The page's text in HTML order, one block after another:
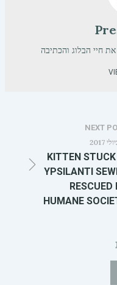
חיי הבלוג והכתיבה
NEXT
KITTEN
YPSILANTI
RESCUED
HUMANE